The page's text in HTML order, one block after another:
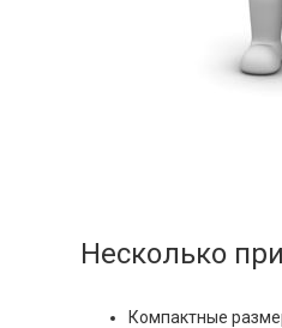
Несколько
Компактные